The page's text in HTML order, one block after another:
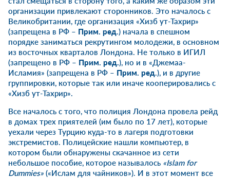
организации привлекают сторонников. Это началось с
Великобритании, где организация «Хизб ут-Тахрир»
(запрещена в РФ – Прим. ред.) начала в спешном
порядке заниматься рекрутингом молодежи, в основном
из восточных кварталов Лондона. Не только в ИГИЛ
(запрещено в РФ – Прим. ред.), но и в «Джемаа-
Исламия» (запрещена в РФ – Прим. ред.), и в другие
группировки, которые так или иначе кооперировались с
«Хизб ут-Тахрир».
Все началось с того, что полиция Лондона провела рейд
в домах трех приятелей (им было по 17 лет), которые
уехали через Турцию куда-то в лагеря подготовки
экстремистов. Полицейские нашли компьютер, в
котором были обнаружены скачанное из сети
небольшое пособие, которое называлось «Islam for
Dummies» («Ислам для чайников»). И в этот момент все